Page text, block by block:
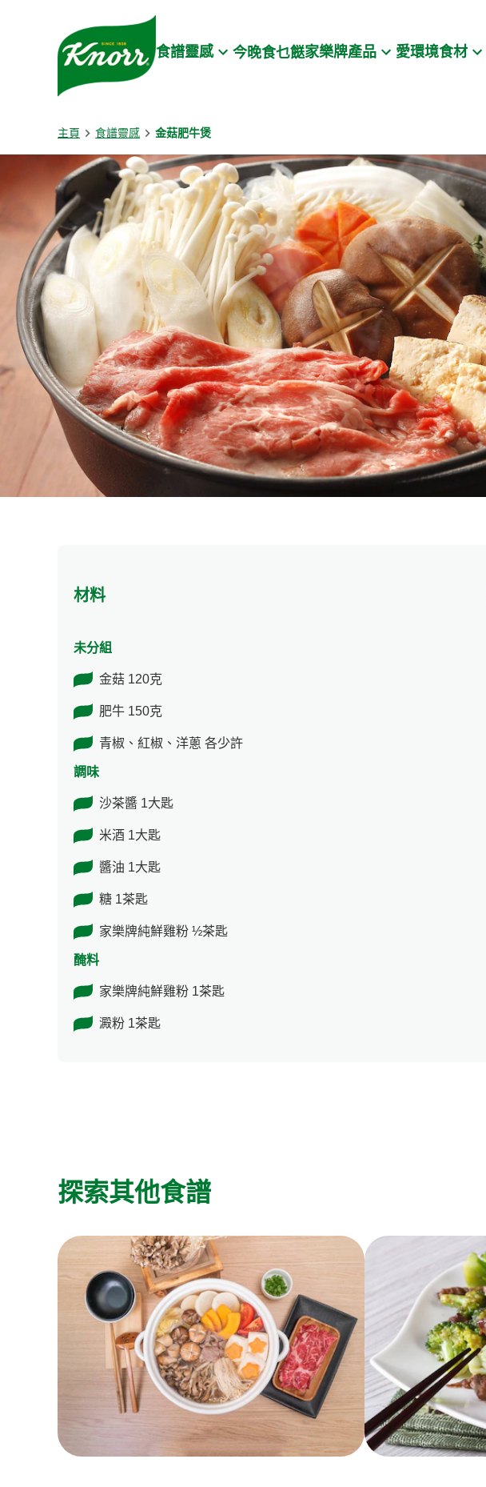
Skip to:
食譜靈感 今晚食乜餸家樂牌產品 愛環境食材
主頁 食譜靈感 金菇肥牛煲
材料
未分組
金菇 120克
肥牛 150克
青椒、紅椒、洋蔥 各少許
調味
沙茶醬 1大匙
米酒 1大匙
醬油 1大匙
糖 1茶匙
家樂牌純鮮雞粉 ½茶匙
醃料
家樂牌純鮮雞粉 1茶匙
澱粉 1茶匙
探索其他食譜